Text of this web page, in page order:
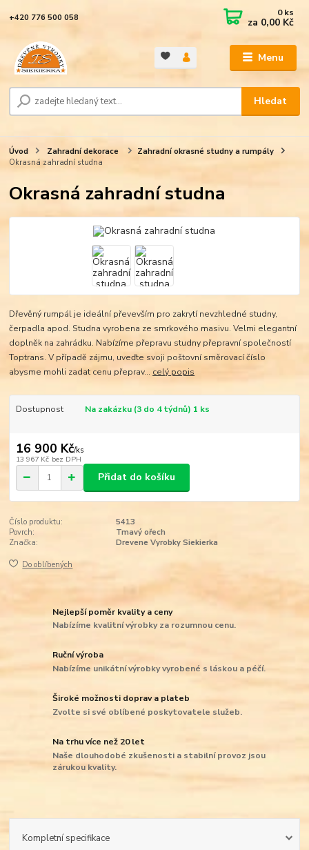
Menu
Hledat
+420 776 500 058 0ks
za 0,00 Kč
Úvod Zahradní dekorace
Zahradní okrasné studny a rumpály
Okrasná zahradní studna
Okrasná zahradní studna
Dřevěný rumpál je ideální převevším pro zakrytí nevzhledné studny,
čerpadla apod. Studna vyrobena ze smrkového masivu. Velmi elegantní
doplněk na zahrádku. Nabízíme přepravu studny přepravní společností
Toptrans. V případě zájmu, uveďte svoji poštovní směrovací číslo
abysme mohli zadat cenu přeprav... celý popis
Dostupnost Na zakázku (3 do 4 týdnů) 1 ks
16 900 Kč/ks
13 967 Kč bez DPH
Přidat do košíku
Číslo produktu:
5413
Povrch:
Tmavý ořech
Značka:
Drevene Vyrobky Siekierka
Do oblíbených
Nejlepší poměr kvality a ceny
Nabízíme kvalitní výrobky za rozumnou cenu.
Ruční výroba
Nabízíme unikátní výrobky vyrobené s láskou a péčí.
Široké možnosti doprav a plateb
Zvolte si své oblíbené poskytovatele služeb.
Na trhu více než 20 let
Naše dlouhodobé zkušenosti a stabilní provoz jsou
zárukou kvality.
Kompletní specifikace